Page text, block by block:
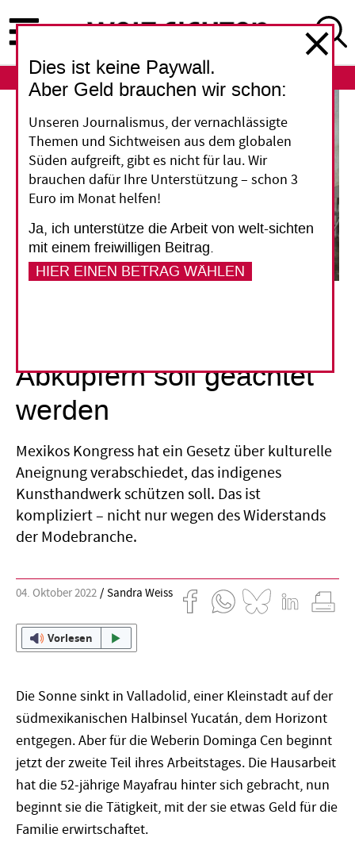
zum
Inhalt
ABO
Abkupfern soll geächtet
werden
Mexikos Kongress hat ein Gesetz über kulturelle
Aneignung verabschiedet, das indigenes
Kunsthandwerk schützen soll. Das ist
kompliziert – nicht nur wegen des Widerstands
der Modebranche.
04. Oktober 2022 Sandra Weiss
Vorlesen
Die Sonne sinkt in Valladolid, einer Kleinstadt auf der
südmexikanischen Halbinsel Yucatán, dem Horizont
entgegen. Aber für die Weberin Dominga Cen beginnt
jetzt der zweite Teil ihres Arbeitstages. Die Hausarbeit
hat die 52-jährige Mayafrau hinter sich gebracht, nun
beginnt sie die Tätigkeit, mit der sie etwas Geld für die
Familie erwirtschaftet.
Dies ist keine Paywall.
Aber Geld brauchen wir schon:
Unseren Journalismus, der vernachlässigte
Themen und Sichtweisen aus dem globalen
Süden aufgreift, gibt es nicht für lau. Wir
brauchen dafür Ihre Unterstützung – schon 3
Euro im Monat helfen!
Ja, ich unterstütze die Arbeit von welt-sichten
mit einem freiwilligen Beitrag.
HIER EINEN BETRAG WÄHLEN